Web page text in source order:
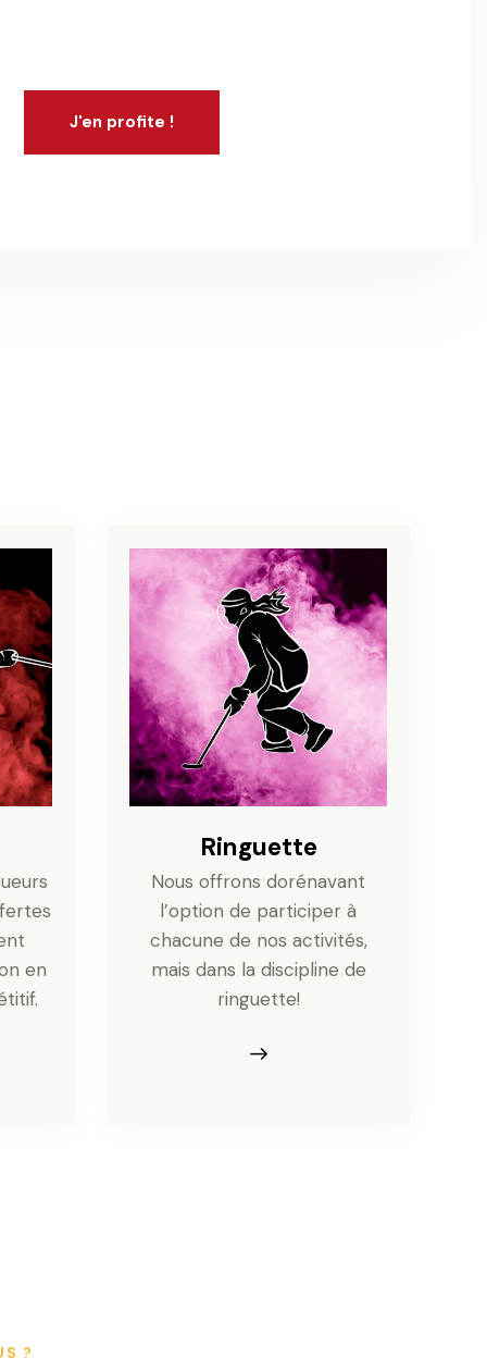
J'en profite !
en
Ringuette
Nous offrons dorénavant
l’option de participer à
chacune de nos activités,
mais dans la discipline de
ringuette!
?